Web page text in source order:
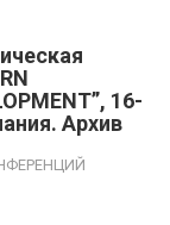
16-
Архив